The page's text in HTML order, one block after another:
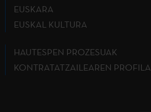
EUSKARA
EUSKAL KULTURA
HAUTESPEN PROZESUAK
KONTRATATZAILEAREN PROFILA